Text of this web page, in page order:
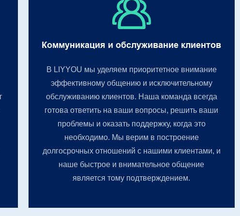
Коммуникация и обслуживание клиентов
В LIYYOU мы уделяем приоритетное внимание
эффективному общению и исключительному
обслуживанию клиентов. Наша команда всегда
готова ответить на ваши вопросы, решить ваши
проблемы и оказать поддержку, когда это
необходимо. Мы верим в построение
долгосрочных отношений с нашими клиентами, и
наше быстрое и внимательное общение
является тому подтверждением.